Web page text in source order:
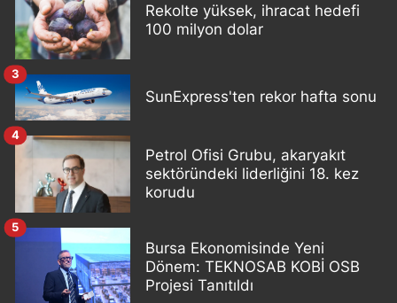
Rekolte yüksek, ihracat hedefi
100 milyon dolar
SunExpress'ten rekor hafta sonu
3
Petrol Ofisi Grubu, akaryakıt
sektöründeki liderliğini 18. kez
korudu
4
Bursa Ekonomisinde Yeni
Dönem: TEKNOSAB KOBİ OSB
Projesi Tanıtıldı
5